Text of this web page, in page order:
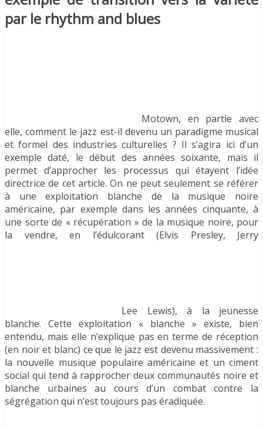
par le rhythm and blues
Motown, en partie avec
elle, comment le jazz est-il devenu un paradigme musical
et formel des industries culturelles ? Il s’agira ici d’un
exemple daté, le début des années soixante, mais il
permet d’approcher les processus qui étayent l’idée
directrice de cet article. On ne peut seulement se référer
à une exploitation blanche de la musique noire
américaine, par exemple dans les années cinquante, à
une sorte de « récupération » de la musique noire, pour
la vendre, en l’édulcorant (Elvis Presley, Jerry
Lee Lewis), à la jeunesse
blanche. Cette exploitation « blanche » existe, bien
entendu, mais elle n’explique pas en terme de réception
(en noir et blanc) ce que le jazz est devenu massivement :
la nouvelle musique populaire américaine et un ciment
social qui tend à rapprocher deux communautés noire et
blanche urbaines au cours d’un combat contre la
ségrégation qui n’est toujours pas éradiquée.